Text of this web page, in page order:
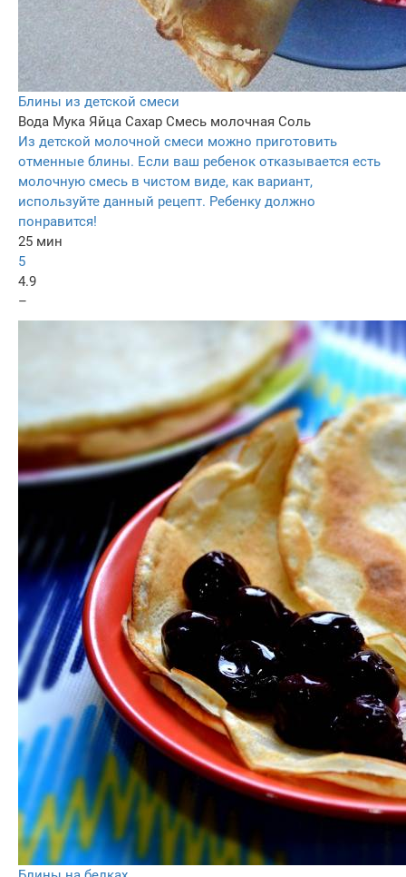
Блины из детской смеси
Вода Мука Яйца Сахар Смесь молочная Соль
Из детской молочной смеси можно приготовить
отменные блины. Если ваш ребенок отказывается есть
молочную смесь в чистом виде, как вариант,
используйте данный рецепт. Ребенку должно
понравится!
25 мин
5
4.9
–